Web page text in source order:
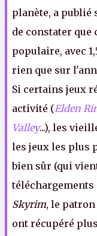
planète, a publié
de constater que
populaire, avec
rien que sur
Si certains jeux
activité (Elden
Valley...), les
les jeux les plus
bien sûr (qui
téléchargements
Skyrim, le
ont récupéré